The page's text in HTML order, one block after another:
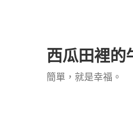
西瓜田裡的
簡單，就是幸福。